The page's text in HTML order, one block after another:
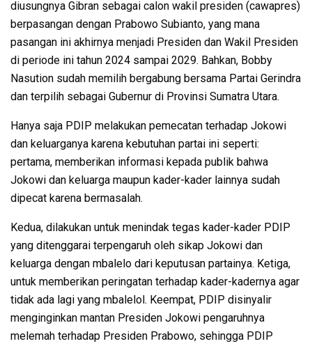
diusungnya Gibran sebagai calon wakil presiden (cawapres)
berpasangan dengan Prabowo Subianto, yang mana
pasangan ini akhirnya menjadi Presiden dan Wakil Presiden
di periode ini tahun 2024 sampai 2029. Bahkan, Bobby
Nasution sudah memilih bergabung bersama Partai Gerindra
dan terpilih sebagai Gubernur di Provinsi Sumatra Utara.
Hanya saja PDIP melakukan pemecatan terhadap Jokowi
dan keluarganya karena kebutuhan partai ini seperti:
pertama, memberikan informasi kepada publik bahwa
Jokowi dan keluarga maupun kader-kader lainnya sudah
dipecat karena bermasalah.
Kedua, dilakukan untuk menindak tegas kader-kader PDIP
yang ditenggarai terpengaruh oleh sikap Jokowi dan
keluarga dengan mbalelo dari keputusan partainya. Ketiga,
untuk memberikan peringatan terhadap kader-kadernya agar
tidak ada lagi yang mbalelol. Keempat, PDIP disinyalir
menginginkan mantan Presiden Jokowi pengaruhnya
melemah terhadap Presiden Prabowo, sehingga PDIP